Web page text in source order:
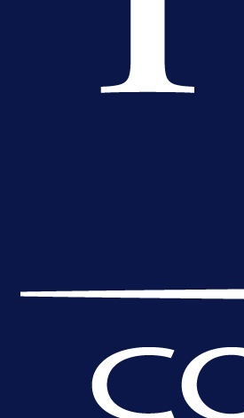
A Selekcija
Lukić seli u